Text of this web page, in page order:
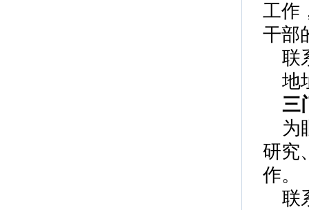
工作
干部
联
地
三
为
研究
作。
联